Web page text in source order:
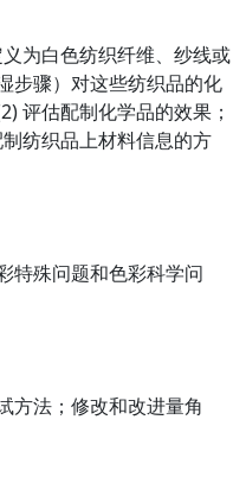
为白色纺织纤维、纱线或
步骤）对这些纺织品的化
评估配制化学品的效果；
纺织品上材料信息的方
特殊问题和色彩科学问
方法；修改和改进量角